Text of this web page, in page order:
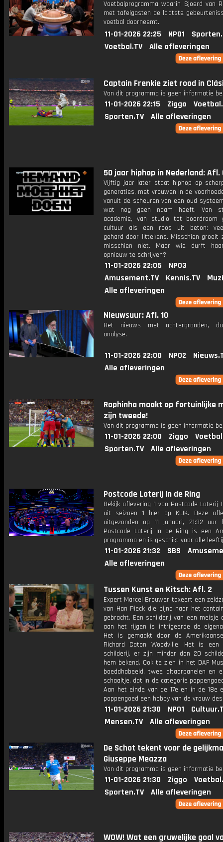
Voetbalprogramma waarin Sjoerd van
met tafelgasten de laatste
voetbal doorneemt.
11-01-2026 22:25 NPO1
Voetbal.TV
Alle afleveringen
Captain Frenkie ziet rood in
Van dit programma is geen informatie
11-01-2026 22:15 Ziggo
Sporten.TV
Alle afleveringen
50 jaar hiphop in Nederland: Afl.
Vijftig jaar later staat hiphop op
generaties, met vrouwen in de
vanuit de scheuren van een oud
wat nog geen naam heeft. Van
academie, van studio tot boardroom
cultuur als een roos uit beton:
gehard door littekens. Misschien groeit
misschien niet. Maar wie durft
opnieuw te schrijven?
11-01-2026 22:05
NPO3
Amusement.TV
Kennis.TV
Alle afleveringen
Nieuwsuur: Afl. 10
Het nieuws met achtergronden,
analyse.
11-01-2026 22:00 NPO2
Alle afleveringen
Raphinha maakt op fortuinlijke
zijn tweede!
Van dit programma is geen informatie
11-01-2026 22:00 Ziggo
Sporten.TV
Alle afleveringen
Postcode Loterij In de Ring
Bekijk aflevering 1 van Postcode Loterij
uit seizoen 1 hier op KIJK. Deze
uitgezonden op 11 januari, 21:32 uur
Postcode Loterij In de Ring is een
programma en is geschikt voor alle
11-01-2026 21:32 SBS
Alle afleveringen
Tussen Kunst en Kitsch: Afl. 2
Expert Marcel Brouwer taxeert een
van Han Pieck die bijna naar het
gebracht. Een schilderij van een meisje
aan het rijgen is intrigeerde de
Het is gemaakt door de
Richard Caton Woodville. Het is een
schilderij, er zijn minder dan 20
hem bekend. Ook te zien in het DAF
boeddhabeeld, twee altaarpanelen en
schaaltje, dat in de categorie
Aan het einde van de 17e en in de 18e
poppengoed een hobby van de vrouw
11-01-2026 21:30 NPO1
Mensen.TV
Alle afleveringen
De Schot tekent voor de
Giuseppe Meazza
Van dit programma is geen informatie
11-01-2026 21:30 Ziggo
Sporten.TV
Alle afleveringen
WOW! Wat een gruwelijke goal